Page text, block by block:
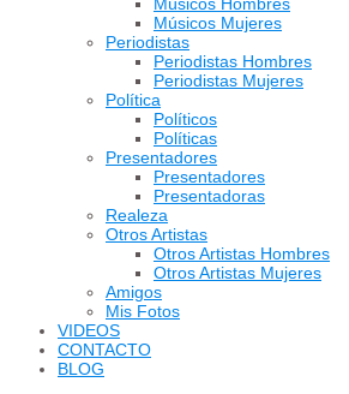
Músicos Mujeres
Periodistas
Periodistas Hombres
Periodistas Mujeres
Política
Políticos
Políticas
Presentadores
Presentadores
Presentadoras
Realeza
Otros Artistas
Otros Artistas Hombres
Otros Artistas Mujeres
Amigos
Mis Fotos
VIDEOS
CONTACTO
BLOG